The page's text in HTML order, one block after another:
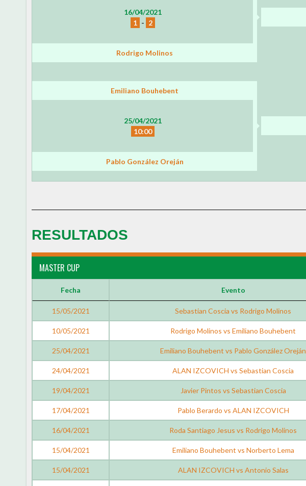
16/04/2021
1 - 2
Rodrigo Molinos
Emiliano Bouhebent
25/04/2021
10:00
Pablo González Oreján
RESULTADOS
MASTER CUP
Fecha Evento
15/05/2021 Sebastian Coscia vs Rodrigo Molinos
10/05/2021 Rodrigo Molinos vs Emiliano Bouhebent
25/04/2021 Emiliano Bouhebent vs Pablo González Oreján
24/04/2021 ALAN IZCOVICH vs Sebastian Coscia
19/04/2021 Javier Pintos vs Sebastian Coscia
17/04/2021 Pablo Berardo vs ALAN IZCOVICH
16/04/2021 Roda Santiago Jesus vs Rodrigo Molinos
15/04/2021 Emiliano Bouhebent vs Norberto Lema
15/04/2021 ALAN IZCOVICH vs Antonio Salas